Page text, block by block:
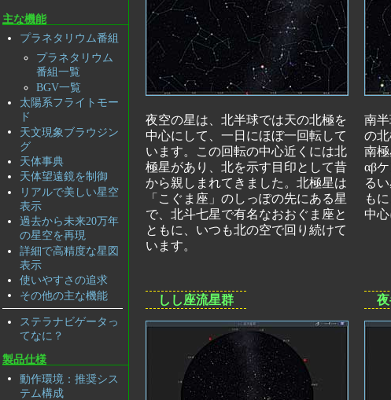
主な機能
プラネタリウム番組
プラネタリウム
番組一覧
BGV一覧
太陽系フライトモー
ド
天文現象ブラウジン
グ
天体事典
天体望遠鏡を制御
リアルで美しい星空
表示
過去から未来20万年
の星空を再現
詳細で高精度な星図
表示
使いやすさの追求
その他の主な機能
ステラナビゲータっ
てなに？
製品仕様
動作環境：推奨シス
テム構成
夜空の星は、北半球では天の北極を
中心にして、一日にほぼ一回転して
います。この回転の中心近くには北
極星があり、北を示す目印として昔
から親しまれてきました。北極星は
「こぐま座」のしっぽの先にある星
で、北斗七星で有名なおおぐま座と
ともに、いつも北の空で回り続けて
います。
南
の
南
αβ
る
も
中
しし座流星群